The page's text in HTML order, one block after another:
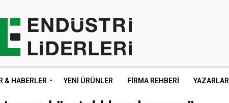
& HABERLER YENI ÜRÜNLER FIRMA REHBERI YAZARLAR